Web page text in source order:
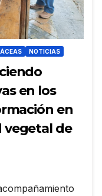
NOTICIAS
en los
en
vegetal de